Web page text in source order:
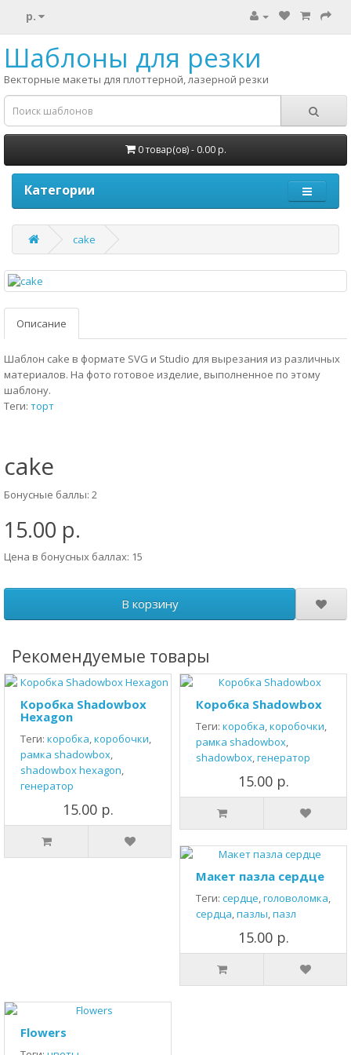
р.
Шаблоны для резки
Векторные макеты для плоттерной, лазерной резки
0 товар(ов) - 0.00 р.
Категории
cake
Описание
Шаблон cake в формате SVG и Studio для вырезания из различных
материалов. На фото готовое изделие, выполненное по этому
шаблону.
Теги: торт
cake
Бонусные баллы: 2
15.00 р.
Цена в бонусных баллах: 15
В корзину
Рекомендуемые товары
Коробка Shadowbox
Hexagon
Теги: коробка,коробочки,
рамка shadowbox,
shadowbox hexagon,
генератор
15.00 р.
Коробка Shadowbox
Теги: коробка,коробочки,
рамка shadowbox,
shadowbox,генератор
15.00 р.
Макет пазла сердце
Теги: сердце,головоломка,
сердца,пазлы,пазл
15.00 р.
Flowers